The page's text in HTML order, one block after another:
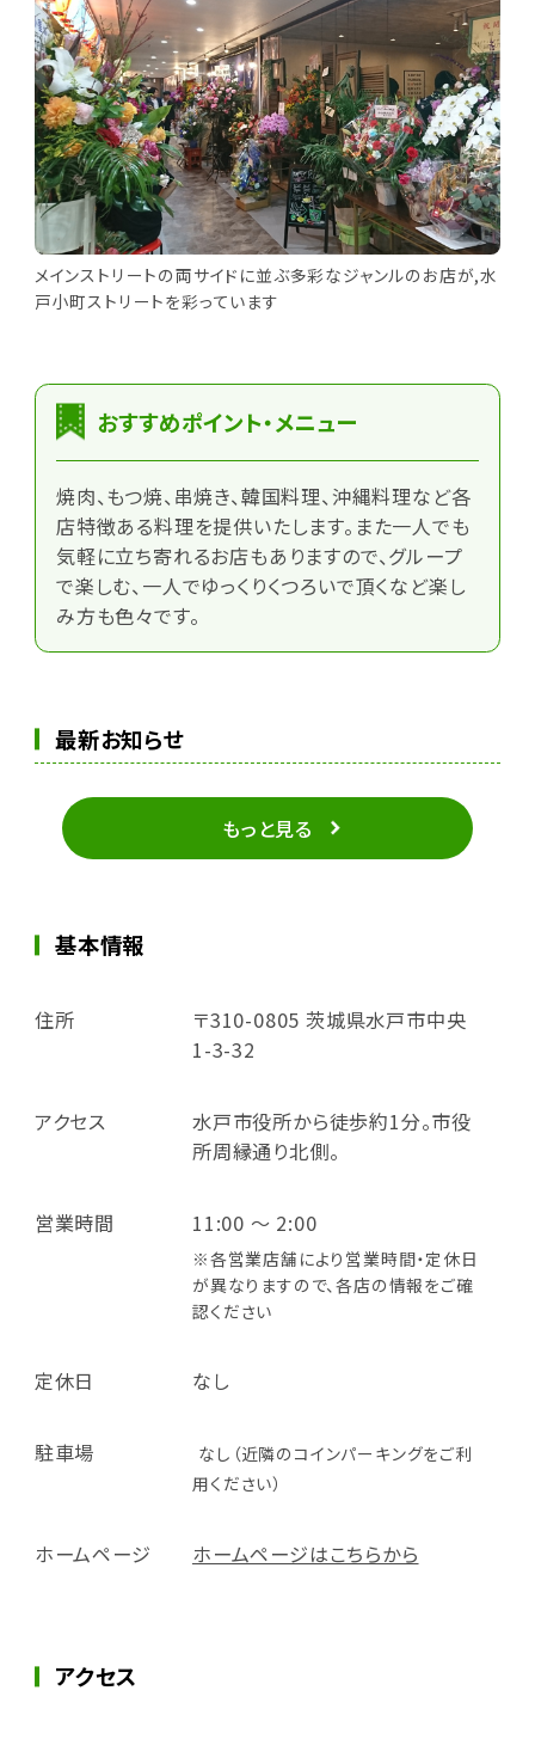
メインストリートの両サイドに並ぶ多彩なジャンルのお店が,水
戸小町ストリートを彩っています
おすすめポイント・メニュー
焼肉、もつ焼、串焼き、韓国料理、沖縄料理など各
店特徴ある料理を提供いたします。また一人でも
気軽に立ち寄れるお店もありますので、グループ
で楽しむ、一人でゆっくりくつろいで頂くなど楽し
み方も色々です。
最新お知らせ
もっと見る
基本情報
住所
〒310-0805 茨城県水戸市中央
1-3-32
アクセス
水戸市役所から徒歩約1分。市役
所周縁通り北側。
営業時間 11:00 ～ 2:00
※各営業店舗により営業時間・定休日
が異なりますので、各店の情報をご確
認ください
定休日 なし
駐車場
なし（近隣のコインパーキングをご利
用ください）
ホームページ ホームページはこちらから
アクセス